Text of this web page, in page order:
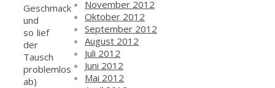
Geschmack
und
so lief
der
Tausch
problemlos
ab)
November 2012
Oktober 2012
September 2012
August 2012
Juli 2012
Juni 2012
Mai 2012